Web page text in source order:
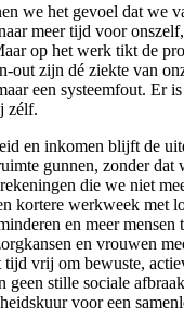
we het gevoel dat we
meer tijd voor
op het werk tikt de
out zijn dé ziekte van
een systeemfout. Er
zélf.
en inkomen blijft de
gunnen, zonder dat
die we niet
kortere werkweek met
en meer mensen
en vrouwen
tijd vrij om bewuste,
stille sociale
voor een